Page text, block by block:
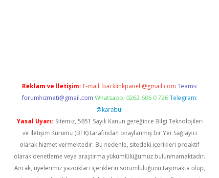
Reklam ve İletişim: E-mail: backlinkpaneli@gmail.com Teams:
forumhizmeti@gmail.com Whatsapp: 0262 606 0 726 Telegram:
@karabul
Yasal Uyarı: Sitemiz, 5651 Sayılı Kanun gereğince Bilgi Teknolojileri
ve İletişim Kurumu (BTK) tarafından onaylanmış bir Yer Sağlayıcı
olarak hizmet vermektedir. Bu nedenle, sitedeki içerikleri proaktif
olarak denetleme veya araştırma yükümlülüğümüz bulunmamaktadır.
Ancak, üyelerimiz yazdıkları içeriklerin sorumluluğunu taşımakta olup,